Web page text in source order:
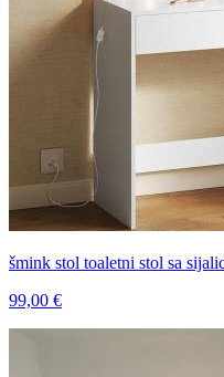
šmink stol toaletni stol sa
99,00 €